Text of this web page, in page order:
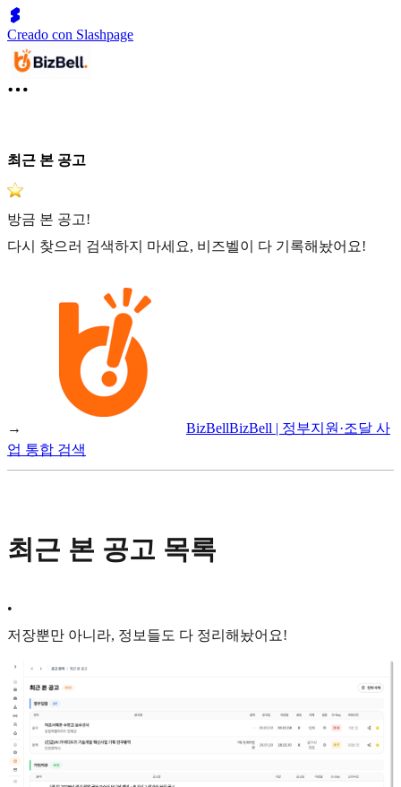
Creado con Slashpage
최근 본 공고
방금 본 공고!
다시 찾으러 검색하지 마세요, 비즈벨이 다 기록해놨어요!
→ BizBellBizBell | 정부지원·조달 사
업 통합 검색
최근 본 공고 목록
•
저장뿐만 아니라, 정보들도 다 정리해놨어요!